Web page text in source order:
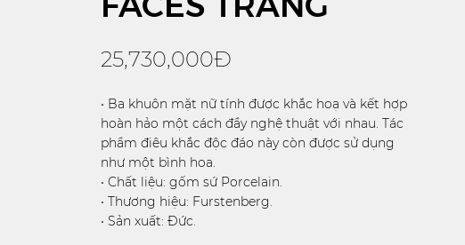
25,730,000Đ
• Ba khuôn mặt nữ tính được khắc hoạ và kết hợp
hoàn hảo một cách đầy nghệ thuật với nhau. Tác
phẩm điêu khắc độc đáo này còn được sử dụng
như một bình hoa.
• Chất liệu: gốm sứ Porcelain.
• Thương hiệu: Furstenberg.
• Sản xuất: Đức.